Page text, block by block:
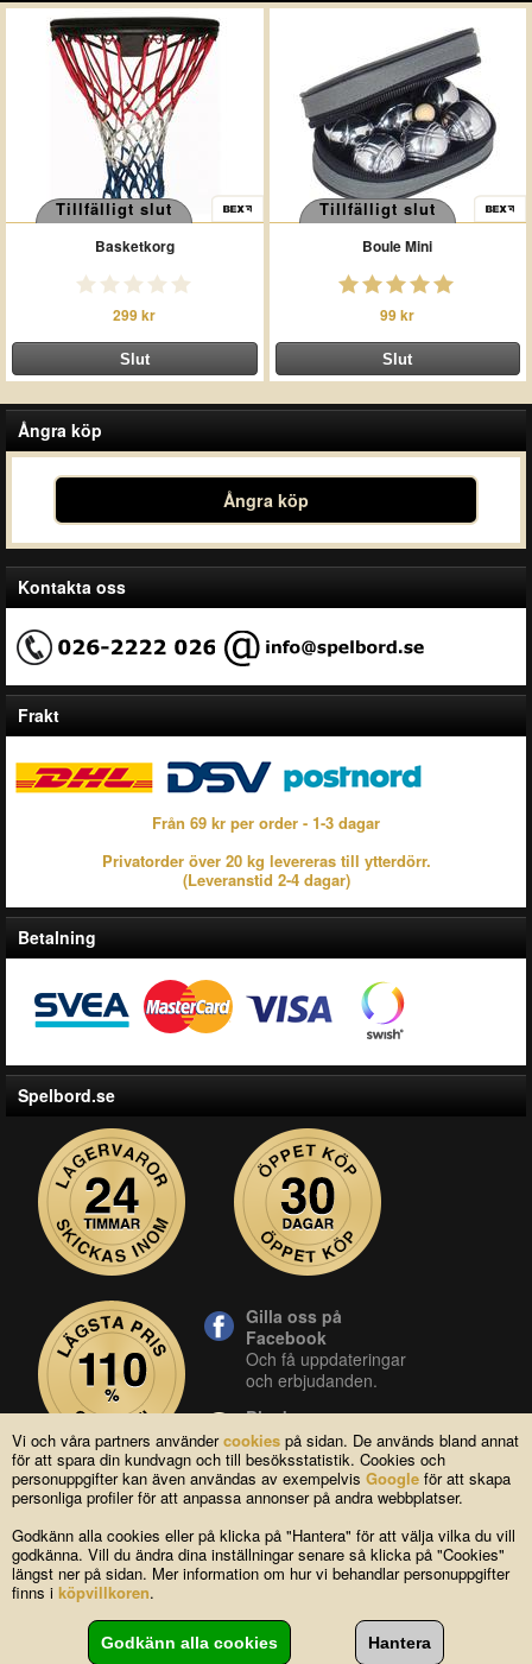
Vi och våra partners användercookies på sidan. De används bland annat
för att spara din kundvagn och till besöksstatistik. Cookies och
personuppgifter kan även användas av exempelvis Google för att skapa
personliga profiler för att anpassa annonser på andra webbplatser.
Godkänn alla cookies eller på klicka på "Hantera" för att välja vilka du vill
godkänna. Vill du ändra dina inställningar senare så klicka på "Cookies"
längst ner på sidan. Mer information om hur vi behandlar personuppgifter
finns i köpvillkoren.
Tillfälligt slut
Basketkorg
299 kr
Tillfälligt slut
Boule Mini
99 kr
Ångra köp
Ångra köp
Kontakta oss
Frakt
Från 69 kr per order - 1-3 dagar
Privatorder över 20 kg levereras till ytterdörr.
(Leveranstid 2-4 dagar)
Betalning
Spelbord.se
Gilla oss på
Facebook
Och få uppdateringar
och erbjudanden.
Blocket
Vår butik på blocket.
YouTube
Se våra produkter live
Copyright © 2004-2026 Lagsidan AB
FAQ|Om oss|Köpvillkor|Cookies |Kontakta oss